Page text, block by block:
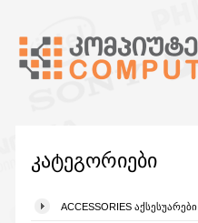
კატეგორიები
ACCESSORIES ᲐᲥᲡᲔᲡᲣᲐᲠᲔᲑᲘ